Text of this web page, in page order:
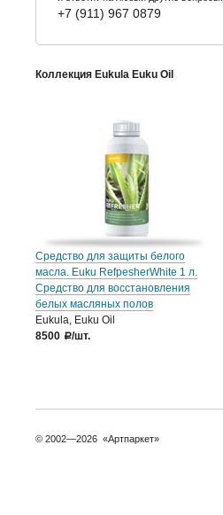
+7 (911) 967 0879
Коллекция Eukula Euku Oil
Средство для защиты белого
масла. Euku RefpesherWhite 1 л.
Средство для восстановления
белых масляных полов
Eukula, Euku Oil
8500
a/шт.
© 2002—2026 «Артпаркет»